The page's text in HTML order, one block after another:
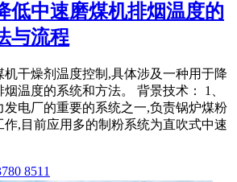
低中速磨煤机排烟温度的
与流程
机干燥剂温度控制,具体涉及一种用于降
温度的系统和方法。 背景技术： 1、
发电厂的重要的系统之一,负责锅炉煤粉
作,目前应用多的制粉系统为直吹式中速
8511